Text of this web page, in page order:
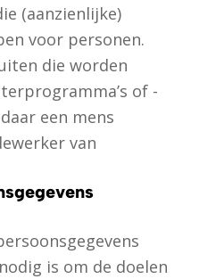
(aanzienlijke)
voor personen.
die worden
of -
een mens
van
is om de doelen